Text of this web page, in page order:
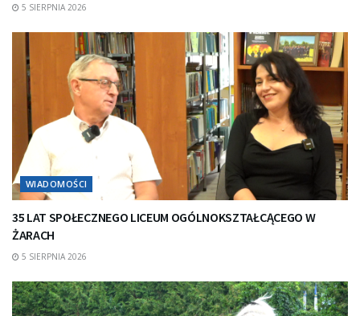
5 SIERPNIA 2026
WIADOMOŚCI
35 LAT SPOŁECZNEGO LICEUM OGÓLNOKSZTAŁCĄCEGO W
ŻARACH
5 SIERPNIA 2026